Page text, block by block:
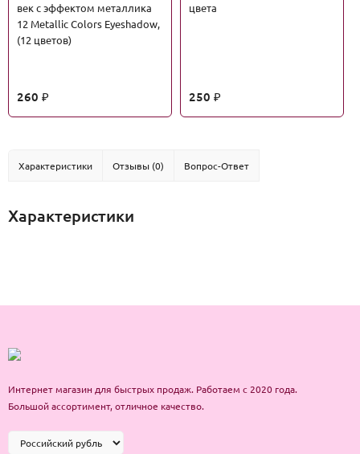
век с эффектом металлика
12 Metallic Colors Eyeshadow,
(12 цветов)
260 ₽
цвета
250 ₽
Характеристики Отзывы (0) Вопрос-Ответ
Характеристики
Интернет магазин для быстрых продаж. Работаем с 2020 года.
Большой ассортимент, отличное качество.